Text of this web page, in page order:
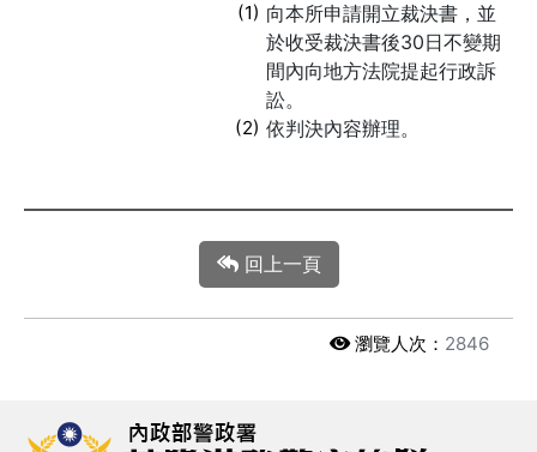
(1) 向本所申請開立裁決書，並
於收受裁決書後30日不變期
間內向地方法院提起行政訴
訟。
(2) 依判決內容辦理。
回上一頁
瀏覽人次： 2846